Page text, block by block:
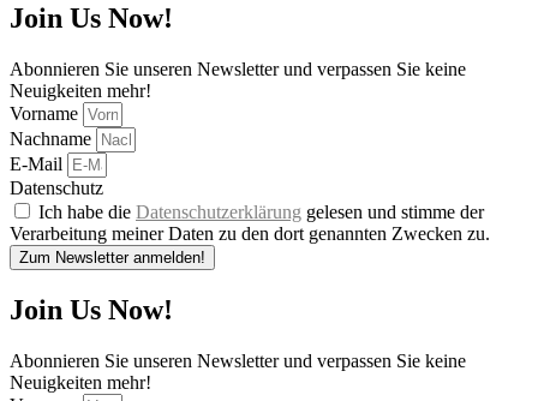
Join Us Now!
Abonnieren Sie unseren Newsletter und verpassen Sie keine
Neuigkeiten mehr!
Vorname
Nachname
E-Mail
Datenschutz
Ich habe die Datenschutzerklärung gelesen und stimme der
Verarbeitung meiner Daten zu den dort genannten Zwecken zu.
Zum Newsletter anmelden!
Join Us Now!
Abonnieren Sie unseren Newsletter und verpassen Sie keine
Neuigkeiten mehr!